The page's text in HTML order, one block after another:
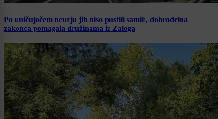
Po uničujočem neurju jih niso pustili samih, dobrodelna
zakonca pomagala družinama iz Zaloga